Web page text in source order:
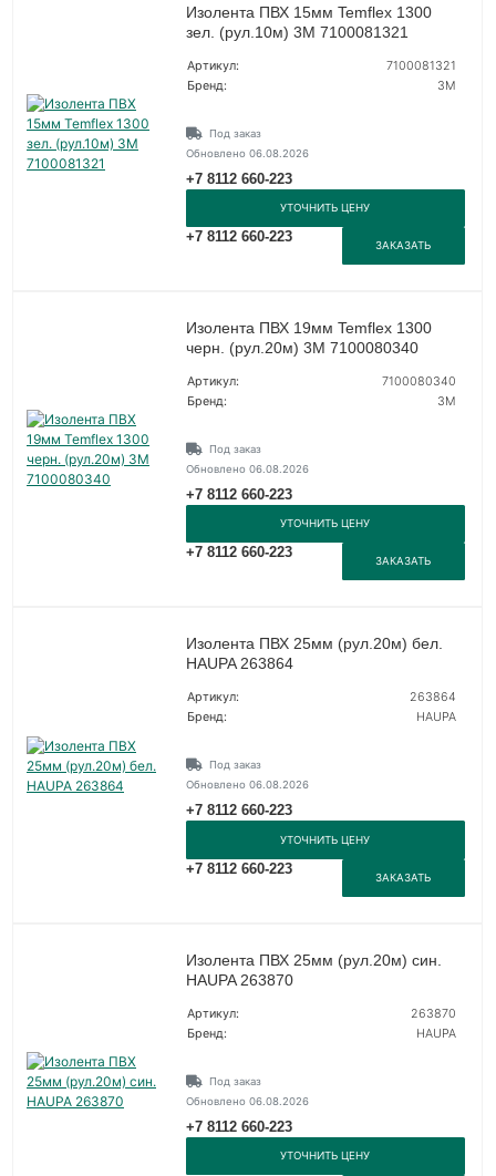
Изолента ПВХ 15мм Temflex 1300
зел. (рул.10м) 3М 7100081321
Артикул:
7100081321
Бренд:
3М
Под заказ
Обновлено 06.08.2026
+7 8112 660-223
УТОЧНИТЬ ЦЕНУ
+7 8112 660-223
ЗАКАЗАТЬ
Изолента ПВХ 19мм Temflex 1300
черн. (рул.20м) 3М 7100080340
Артикул:
7100080340
Бренд:
3М
Под заказ
Обновлено 06.08.2026
+7 8112 660-223
УТОЧНИТЬ ЦЕНУ
+7 8112 660-223
ЗАКАЗАТЬ
Изолента ПВХ 25мм (рул.20м) бел.
HAUPA 263864
Артикул:
263864
Бренд:
HAUPA
Под заказ
Обновлено 06.08.2026
+7 8112 660-223
УТОЧНИТЬ ЦЕНУ
+7 8112 660-223
ЗАКАЗАТЬ
Изолента ПВХ 25мм (рул.20м) син.
HAUPA 263870
Артикул:
263870
Бренд:
HAUPA
Под заказ
Обновлено 06.08.2026
+7 8112 660-223
УТОЧНИТЬ ЦЕНУ